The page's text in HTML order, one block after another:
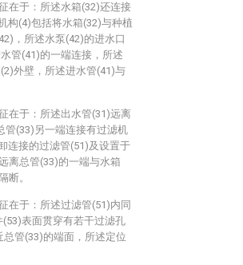
在于：所述水箱(32)还连接
构(4)包括将水箱(32)与种植
，所述水泵(42)的进水口
管(41)的一端连接，所述
外壁，所述进水管(41)与
在于：所述出水管(31)远离
管(33)另一端连接有过滤机
连接的过滤管(51)及设置于
离总管(33)的一端与水箱
断。
在于：所述过滤管(51)内同
表面贯穿有若干过滤孔
管(33)的端面，所述定位